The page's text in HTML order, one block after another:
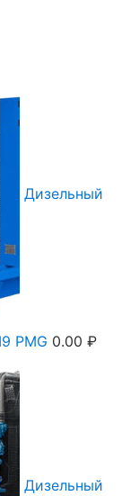
Дизельный
PMG 0.00 ₽
Дизельный